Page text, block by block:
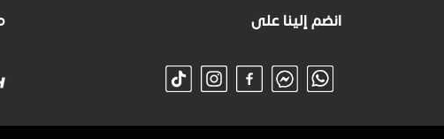
انضم إلينا على